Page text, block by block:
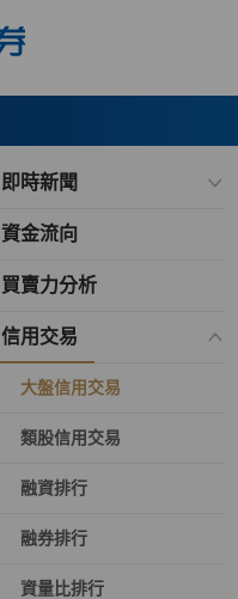
即時新聞
資金流向
買賣力分析
信用交易
大盤信用交易
類股信用交易
融資排行
融券排行
資量比排行